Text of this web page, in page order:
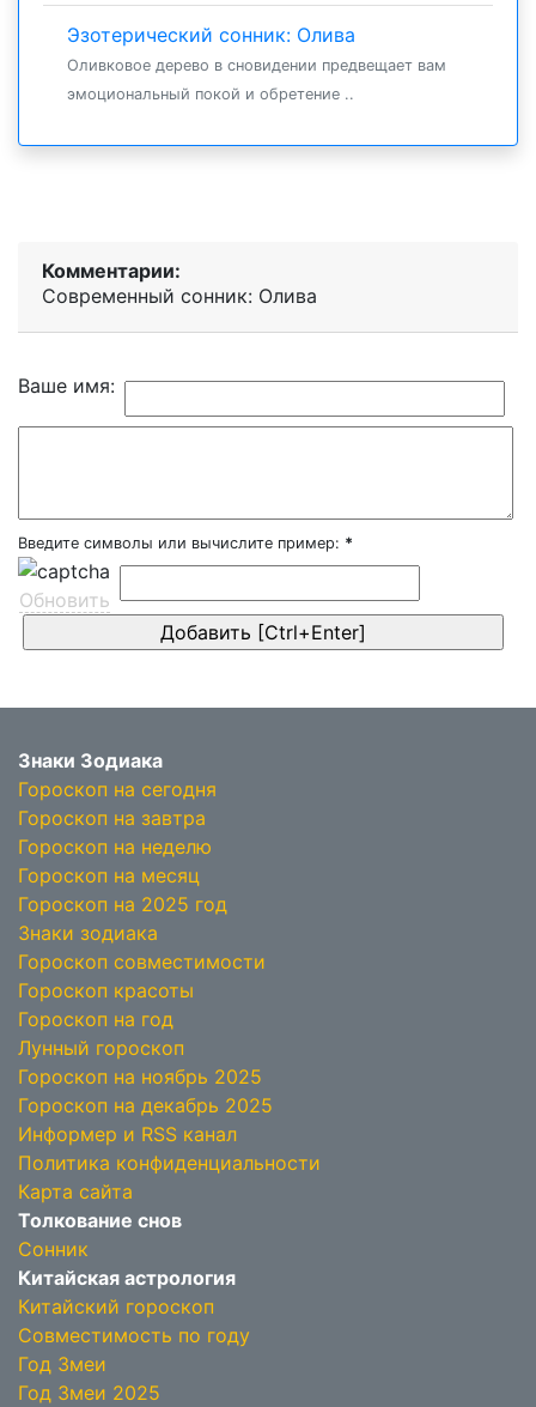
Эзотерический сонник: Олива
Оливковое дерево в сновидении предвещает вам
эмоциональный покой и обретение ..
Комментарии:
Современный сонник: Олива
Ваше имя:
Введите символы или вычислите пример: *
Обновить
Знаки Зодиака
Гороскоп на сегодня
Гороскоп на завтра
Гороскоп на неделю
Гороскоп на месяц
Гороскоп на 2025 год
Знаки зодиака
Гороскоп совместимости
Гороскоп красоты
Гороскоп на год
Лунный гороскоп
Гороскоп на ноябрь 2025
Гороскоп на декабрь 2025
Информер и RSS канал
Политика конфиденциальности
Карта сайта
Толкование снов
Сонник
Китайская астрология
Китайский гороскоп
Совместимость по году
Год Змеи
Год Змеи 2025